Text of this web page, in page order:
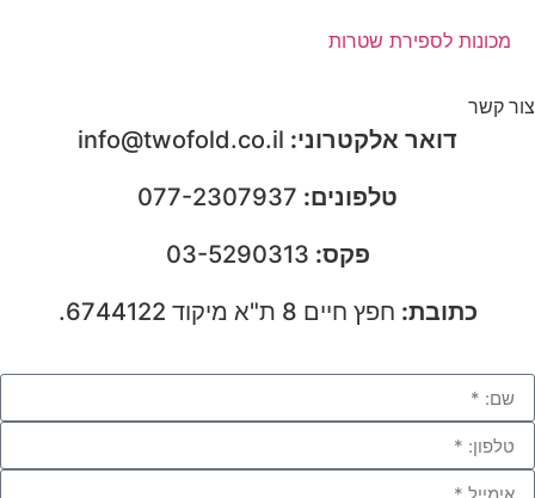
מכונות לספירת שטרות
צור קשר
דואר אלקטרוני:
טלפונים:
פקס:
כתובת: חפץ חיים 8 ת"א מיקוד 6744122.